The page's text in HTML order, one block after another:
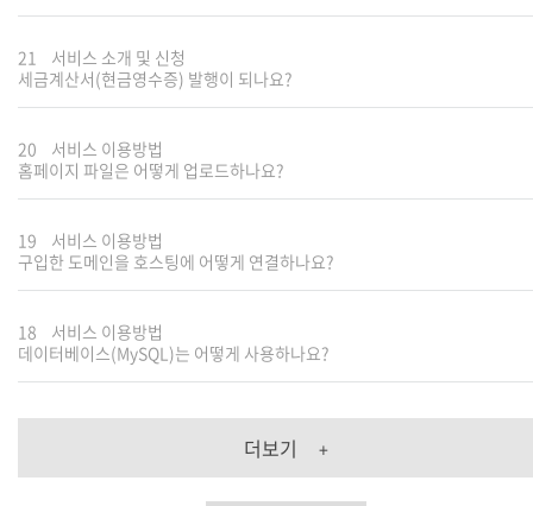
21
서비스 소개 및 신청
세금계산서(현금영수증) 발행이 되나요?
20
서비스 이용방법
홈페이지 파일은 어떻게 업로드하나요?
19
서비스 이용방법
구입한 도메인을 호스팅에 어떻게 연결하나요?
18
서비스 이용방법
데이터베이스(MySQL)는 어떻게 사용하나요?
더보기 +